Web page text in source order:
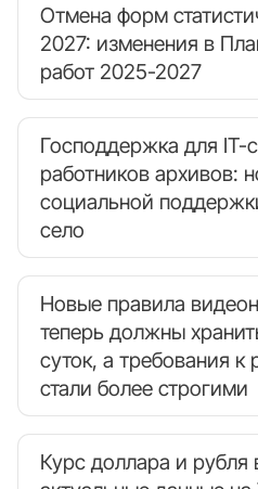
Отмена форм
2027: изменения в
работ 2025-2027
Господдержка для IT-
работников архивов:
социальной
село
Новые правила
теперь должны
суток, а требования
стали более строгими
Курс доллара и рубля